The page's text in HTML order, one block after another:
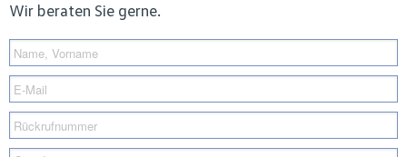
Wir beraten Sie gerne.